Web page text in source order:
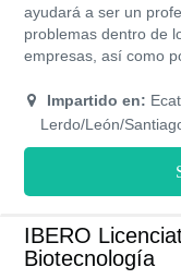
ayudará a ser un
problemas dentro de
empresas, así como
egresado de la
conseguir grandes
Impartido en:
Lerdo/León/
IBERO
Biotecnología